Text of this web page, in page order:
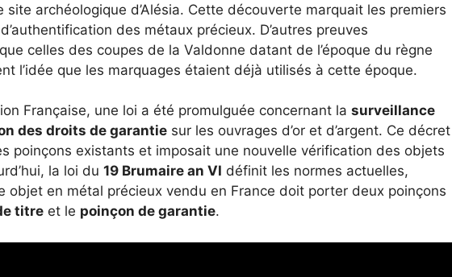
site archéologique d’Alésia. Cette découverte marquait les premiers
des métaux précieux. D’autres preuves
celles des coupes de la Valdonne datant de l’époque du règne
l’idée que les marquages étaient déjà utilisés à cette époque.
Française, une loi a été promulguée concernant la surveillance
des droits de garantiesur les ouvrages d’or et d’argent. Ce décret
poinçons existants et imposait une nouvelle vérification des objets
la loi du 19 Brumaire an VI définit les normes actuelles,
objet en métal précieux vendu en France doit porter deux poinçons
titreet le poinçon de garantie.